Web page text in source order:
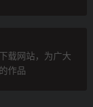
载网站，为广大
作品